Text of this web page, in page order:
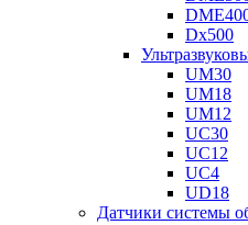
Dx500
UM30
UM18
UM12
UC30
UC12
UC4
UD18
Датчики системы